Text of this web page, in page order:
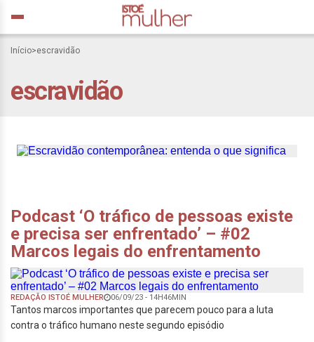
Início>escravidão
escravidão
Escravidão
contemporânea: entenda
Podcast ‘O tráfico de pessoas existe
e precisa ser enfrentado’ – #02
Marcos legais do enfrentamento
REDAÇÃO ISTOÉ MULHER 06/09/23 - 14H46MIN
Tantos marcos importantes que parecem pouco para a luta
contra o tráfico humano neste segundo episódio